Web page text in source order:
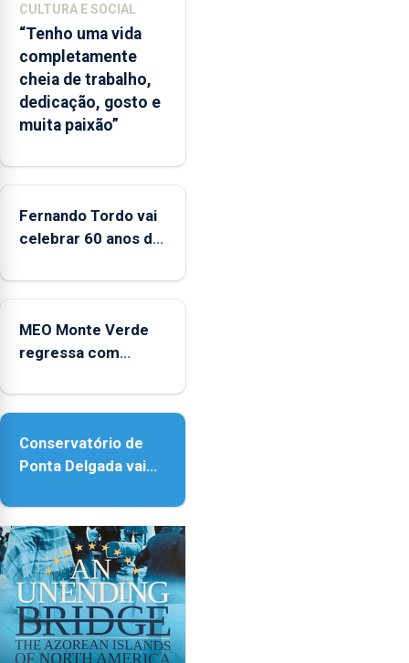
ilha
das
Flores
apresenta
um
“decréscimo
da
entre
2022
2025
CULTURA E SOCIAL
“Tenho uma vida
completamente
cheia de trabalho,
dedicação, gosto e
muita paixão”
Fernando Tordo vai
celebrar 60 anos de
Micaelense
MEO Monte Verde
regressa com
acessibilidade
Conservatório de
Ponta Delgada vai
instrumentos